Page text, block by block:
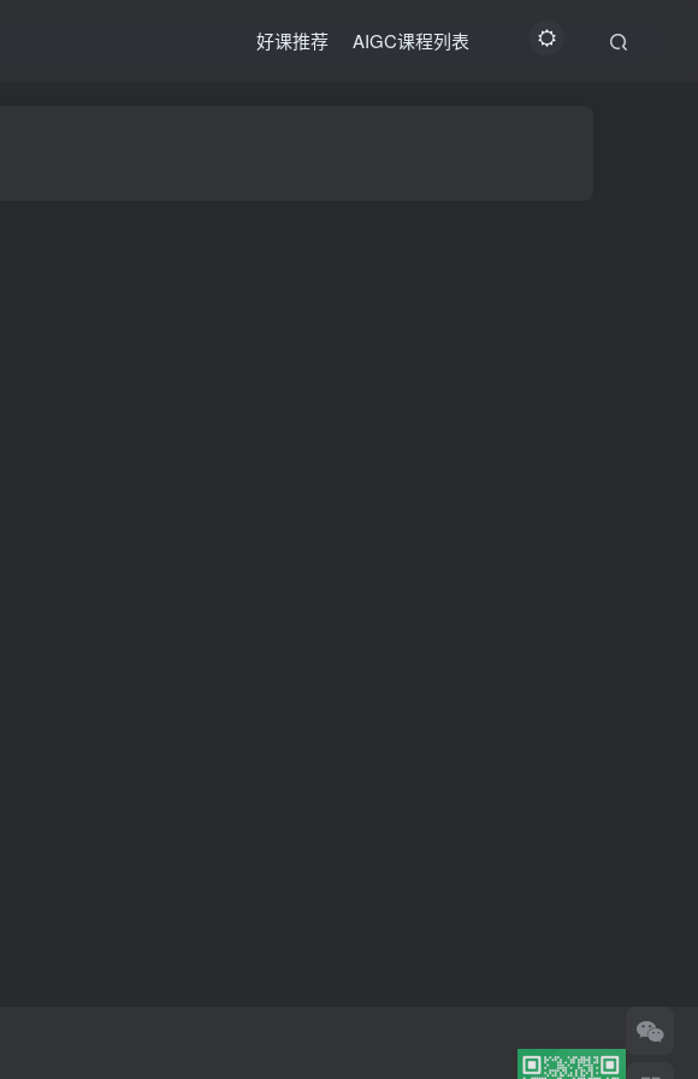
好课推荐 AIGC课程列表